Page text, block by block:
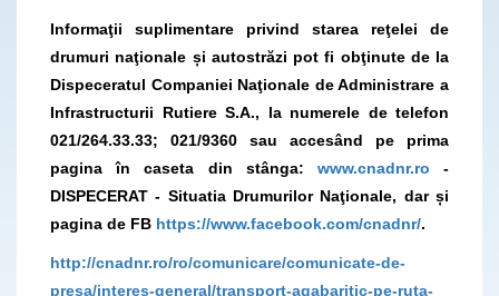
Informaţii suplimentare privind starea reţelei de
drumuri naţionale și autostrăzi pot fi obţinute de la
Dispeceratul Companiei Naţionale de Administrare a
Infrastructurii Rutiere S.A., la numerele de telefon
021/264.33.33; 021/9360 sau accesând pe prima
pagina în caseta din stânga: www.cnadnr.ro -
DISPECERAT - Situatia Drumurilor Naţionale, dar și
pagina de FB https://www.facebook.com/cnadnr/.
http://cnadnr.ro/ro/comunicare/comunicate-de-
presa/interes-general/transport-agabaritic-pe-ruta-